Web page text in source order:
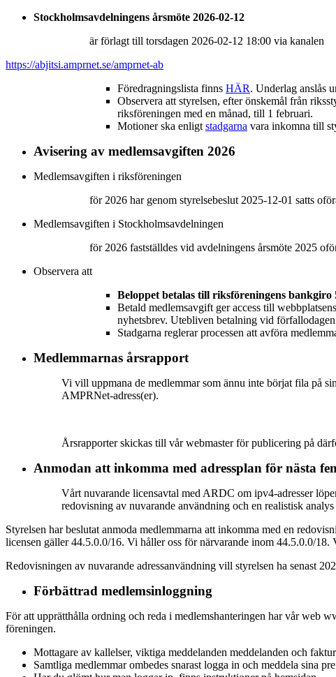
Stockholmsavdelningens årsmöte 2026-02-12
är förlagt till torsdagen 2026-02-12 18:00 via kanalen
https://abjitsi.amprnet.se/amprnet-ab
Föredragningslista finns HÄR. Underlag anslås
Observera att styrelsen, efter önskemål från
riksföreningen med en månad, till 1 februari.
Motioner ska enligt stadgarna vara inkomna till
Avisering av medlemsavgiften 2026
Medlemsavgiften i riksföreningen
för 2026 har genom styrelsebeslut 2025-12-01 satts
Medlemsavgiften i Stockholmsavdelningen
för 2026 fastställdes vid avdelningens årsmöte 2025
Observera att
Beloppet betalas till riksföreningens bankgiro
Betald medlemsavgift ger access till
nyhetsbrev. Utebliven betalning vid
Stadgarna reglerar processen att avföra
Medlemmarnas årsrapport
Vi vill uppmana de medlemmar som ännu inte börjat fila på
AMPRNet-adress(er).
Årsrapporter skickas till vår webmaster för publicering på
Anmodan att inkomma med adressplan för nästa
Vårt nuvarande licensavtal med ARDC om ipv4-adresser
redovisning av nuvarande användning och en realistisk
Styrelsen har beslutat anmoda medlemmarna att inkomma med en
licensen gäller 44.5.0.0/16. Vi håller oss för närvarande inom 44.5.0.0/
Redovisningen av nuvarande adressanvändning vill styrelsen ha senast
Förbättrad medlemsinloggning
För att upprätthålla ordning och reda i medlemshanteringen har vår web
föreningen.
Mottagare av kallelser, viktiga meddelanden meddelanden och
Samtliga medlemmar ombedes snarast logga in och meddela sina